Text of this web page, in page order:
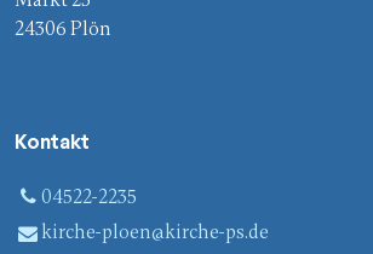
24306 Plön
Kontakt
04522-2235
kirche-ploen@​kirche-ps.​de